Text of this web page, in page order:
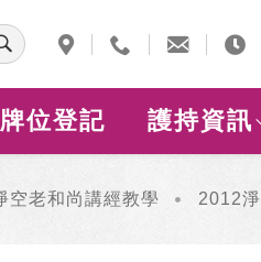
牌位登記 護持資訊
空老和尚講經教學 2012